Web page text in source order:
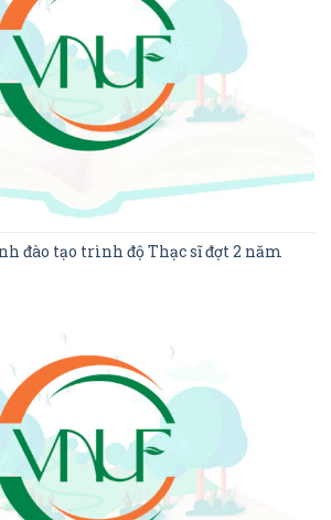
đào tạo trình độ Thạc sĩ đợt 2 năm